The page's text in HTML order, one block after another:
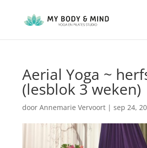
Aerial Yoga ~
(lesblok 3 weken)
door Annemarie Vervoort| sep 24,